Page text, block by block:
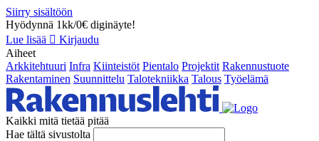
Siirry sisältöön
Hyödynnä 1kk/0€ diginäyte!
Lue lisää
Kirjaudu
Aiheet
Arkkitehtuuri Infra Kiinteistöt Pientalo Projektit Rakennustuote
Rakentaminen Suunnittelu Talotekniikka Talous Työelämä
Kaikki mitä tietää pitää
Hae tältä sivustolta